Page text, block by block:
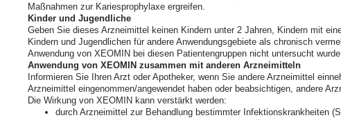
Maßnahmen zur Kariesprophylaxe ergreifen.
Kinder und Jugendliche
Geben Sie dieses Arzneimittel keinen Kindern unter 2 Jahren, Kindern mit
Kindern und Jugendlichen für andere Anwendungsgebiete als chronisch
Anwendung von XEOMIN bei diesen Patientengruppen nicht untersucht
Anwendung von XEOMIN zusammen mit anderen Arzneimitteln
Informieren Sie Ihren Arzt oder Apotheker, wenn Sie andere Arzneimittel
Arzneimittel eingenommen/angewendet haben oder beabsichtigen, andere
Die Wirkung von XEOMIN kann verstärkt werden:
durch Arzneimittel zur Behandlung bestimmter Infektionskrankheiten